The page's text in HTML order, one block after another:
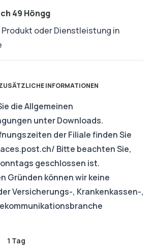
49 Höngg
Produkt oder Dienstleistung in
INFORMATIONEN
die Allgemeinen
unter Downloads.
der Filiale finden Sie
Bitte beachten Sie,
geschlossen ist.
Gründen können wir keine
Versicherungs-, Krankenkassen-,
1 Tag